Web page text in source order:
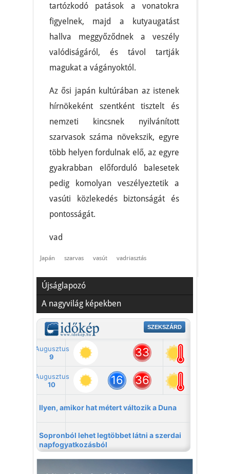
tartózkodó patások a vonatokra
figyelnek, majd a kutyaugatást
hallva meggyőződnek a veszély
valódiságáról, és távol tartják
magukat a vágányoktól.
Az ősi japán kultúrában az istenek
hírnökeként szentként tisztelt és
nemzeti kincsnek nyilvánított
szarvasok száma növekszik, egyre
több helyen fordulnak elő, az egyre
gyakrabban előforduló balesetek
pedig komolyan veszélyeztetik a
vasúti közlekedés biztonságát és
pontosságát.
vad
Japán szarvas vasút vadriasztás
Újságlapozó
A nagyvilág képekben